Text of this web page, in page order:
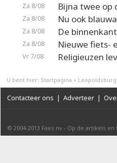
Za 8/08 Bijna twee op
Za 8/08 Nu ook
Za 8/08 De
Za 8/08 Nieuwe fiets-
Vr 7/08 Religieuzen
U bent hier: Startpagina » Leopoldsburg
Contacteer ons | Adverteer |
© 2004-2013 Faes nv - Op de artikels en